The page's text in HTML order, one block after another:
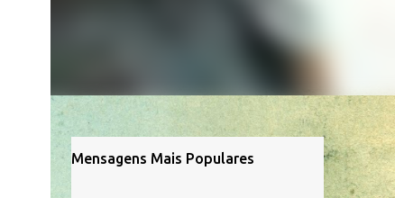
Mensagens Mais Populares